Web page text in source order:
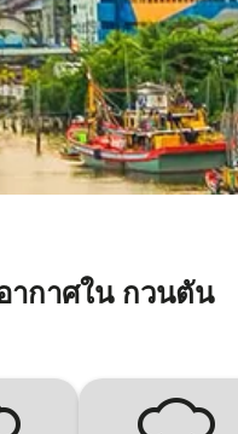
ากาศใน กวนตัน